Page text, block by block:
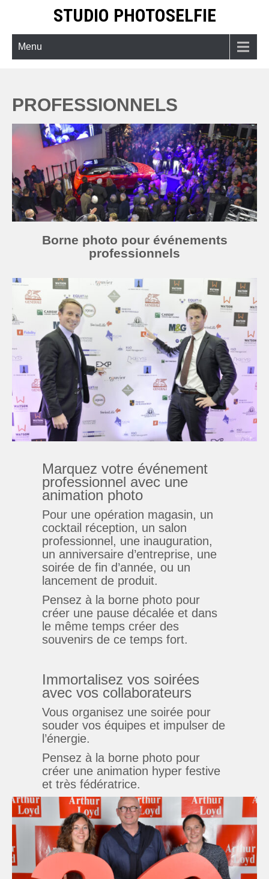
content
STUDIO PHOTOSELFIE
Menu
PROFESSIONNELS
Borne photo pour événements
professionnels
Marquez votre événement
professionnel avec une
animation photo
Pour une opération magasin, un
cocktail réception, un salon
professionnel, une inauguration,
un anniversaire d’entreprise, une
soirée de fin d’année, ou un
lancement de produit.
Pensez à la borne photo pour
créer une pause décalée et dans
le même temps créer des
souvenirs de ce temps fort.
Immortalisez vos soirées
avec vos collaborateurs
Vous organisez une soirée pour
souder vos équipes et impulser de
l’énergie.
Pensez à la borne photo pour
créer une animation hyper festive
et très fédératrice.